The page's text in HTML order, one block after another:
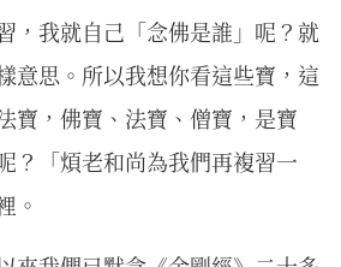
，我就自己「念佛是誰」呢？就
意思。所以我想你看這些寶，這
寶，佛寶、法寶、僧寶，是寶
？「煩老和尚為我們再複習一
。